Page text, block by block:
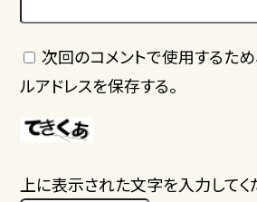
次回のコメントで使用するため
ルアドレスを保存する。
上に表示された文字を入力してく